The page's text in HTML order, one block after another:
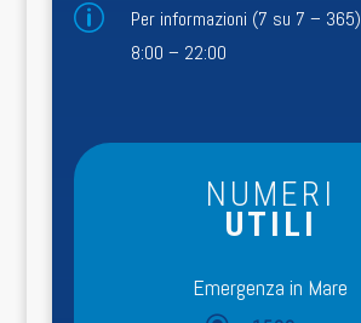
p
Per informazioni (7 su 7 – 365)
8:00 – 22:00
NUMERI
UTILI
Emergenza in Mare